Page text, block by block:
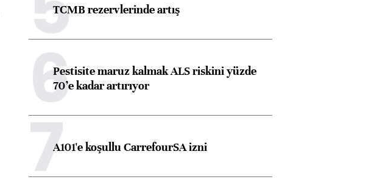
TCMB rezervlerinde artış
6Pestisite maruz kalmak ALS riskini yüzde
70’e kadar artırıyor
7A101'e koşullu CarrefourSA izni